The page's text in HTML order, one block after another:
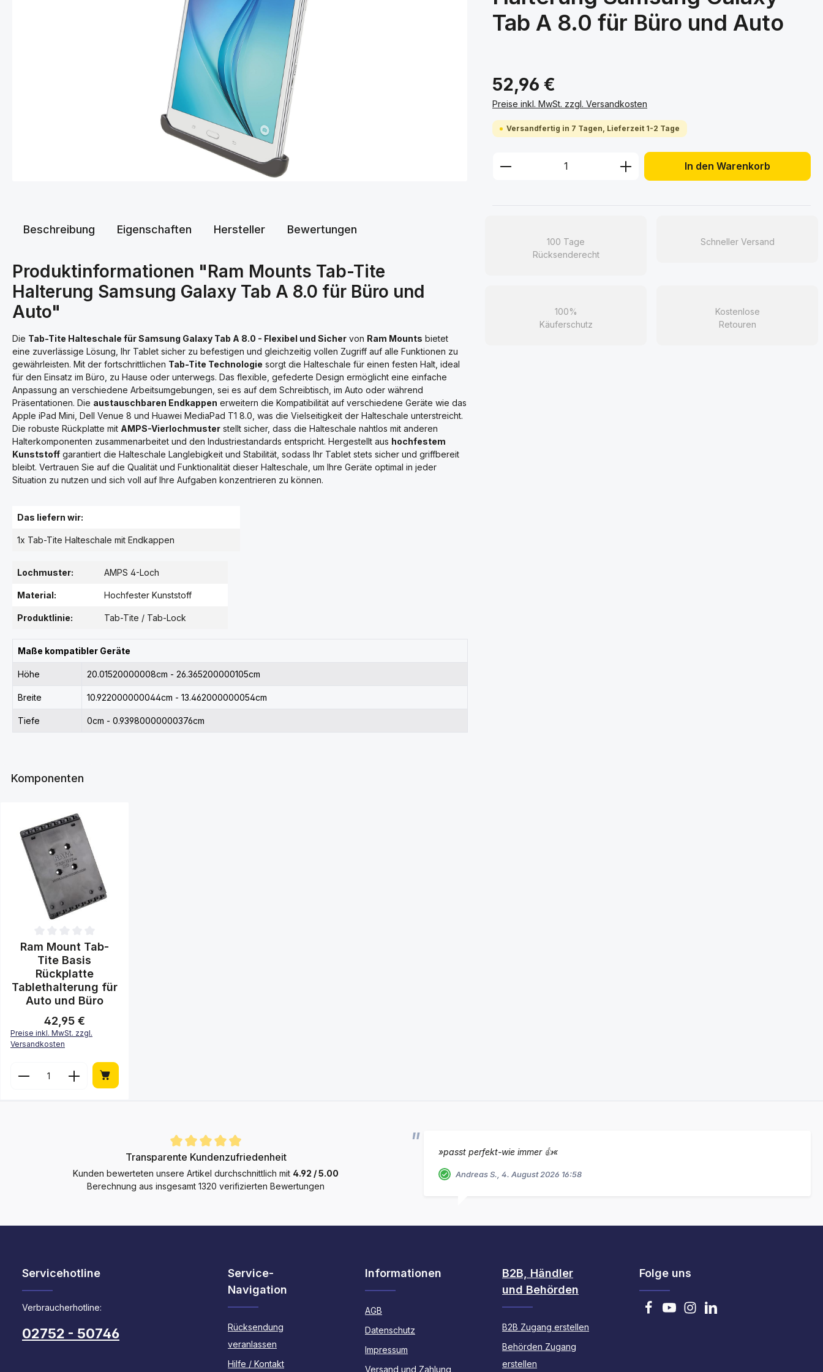
Tab A 8.0 für Büro und Auto
52,96 €
Preise inkl. MwSt. zzgl. Versandkosten
Versandfertig in 7 Tagen, Lieferzeit 1-2 Tage
Produkt Anzahl: Gib den gewünschten Wert
In den Warenkorb
100 Tage
Rücksenderecht
Schneller Versand
100%
Käuferschutz
Kostenlose
Retouren
Beschreibung Eigenschaften Hersteller Bewertungen
Produktinformationen "Ram Mounts Tab-Tite
Halterung Samsung Galaxy Tab A 8.0 für Büro und
Auto"
Die Tab-Tite Halteschale für Samsung Galaxy Tab A 8.0 - Flexibel und Sicher von Ram Mounts bietet
eine zuverlässige Lösung, Ihr Tablet sicher zu befestigen und gleichzeitig vollen Zugriff auf alle Funktionen zu
gewährleisten. Mit der fortschrittlichen Tab-Tite Technologie sorgt die Halteschale für einen festen Halt, ideal
für den Einsatz im Büro, zu Hause oder unterwegs. Das flexible, gefederte Design ermöglicht eine einfache
Anpassung an verschiedene Arbeitsumgebungen, sei es auf dem Schreibtisch, im Auto oder während
Präsentationen. Die austauschbaren Endkappen erweitern die Kompatibilität auf verschiedene Geräte wie das
Apple iPad Mini, Dell Venue 8 und Huawei MediaPad T1 8.0, was die Vielseitigkeit der Halteschale unterstreicht.
Die robuste Rückplatte mit AMPS-Vierlochmuster stellt sicher, dass die Halteschale nahtlos mit anderen
Halterkomponenten zusammenarbeitet und den Industriestandards entspricht. Hergestellt aus hochfestem
Kunststoff garantiert die Halteschale Langlebigkeit und Stabilität, sodass Ihr Tablet stets sicher und griffbereit
bleibt. Vertrauen Sie auf die Qualität und Funktionalität dieser Halteschale, um Ihre Geräte optimal in jeder
Situation zu nutzen und sich voll auf Ihre Aufgaben konzentrieren zu können.
Das liefern wir:
1x Tab-Tite Halteschale mit Endkappen
Lochmuster: AMPS 4-Loch
Material: Hochfester Kunststoff
Produktlinie: Tab-Tite / Tab-Lock
Maße kompatibler Geräte
Höhe 20.01520000008cm - 26.365200000105cm
Breite 10.922000000044cm - 13.462000000054cm
Tiefe 0cm - 0.93980000000376cm
Komponenten
Durchschnittliche Bewertung von 0 von 5 Sternen
Ram Mount Tab-
Tite Basis
Rückplatte
Tablethalterung für
Auto und Büro
Regulärer Preis:
42,95 €
Preise inkl. MwSt. zzgl.
Versandkosten
Produkt Anzahl: Gib den gewünschten Wert ein oder benutze die Schaltflächen um die Anzahl zu erhöhen oder zu
Durchschnittliche Bewertung von 4.9 von 5 Sternen
Transparente Kundenzufriedenheit
Kunden bewerteten unsere Artikel durchschnittlich mit 4.92 / 5.00
Berechnung aus insgesamt 1320 verifizierten Bewertungen
»passt perfekt-wie immer 👍«
Andreas S., 4. August 2026 16:58
Servicehotline
Verbraucherhotline:
02752 - 50746
Service-
Navigation
Rücksendung
veranlassen
Hilfe / Kontakt
Informationen
AGB
Datenschutz
Impressum
Versand und Zahlung
B2B, Händler
und Behörden
B2B Zugang erstellen
Behörden Zugang
erstellen
Folge uns